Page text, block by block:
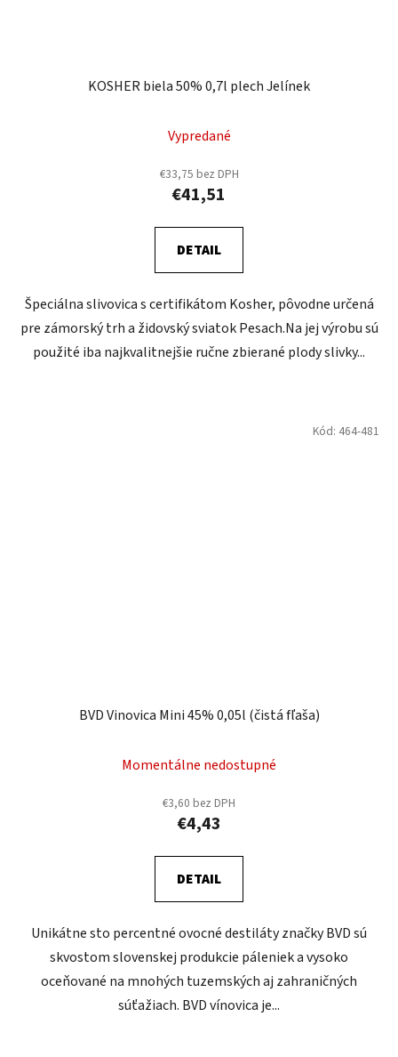
KOSHER biela 50% 0,7l plech Jelínek
Vypredané
€33,75 bez DPH
€41,51
DETAIL
Špeciálna slivovica s certifikátom Kosher, pôvodne určená
pre zámorský trh a židovský sviatok Pesach.Na jej výrobu sú
použité iba najkvalitnejšie ručne zbierané plody slivky...
BVD Vinovica Mini 45% 0,05l (čistá fľaša)
Momentálne nedostupné
€3,60 bez DPH
€4,43
DETAIL
Unikátne sto percentné ovocné destiláty značky BVD sú
skvostom slovenskej produkcie páleniek a vysoko
oceňované na mnohých tuzemských aj zahraničných
súťažiach. BVD vínovica je...
Kód: 464-481